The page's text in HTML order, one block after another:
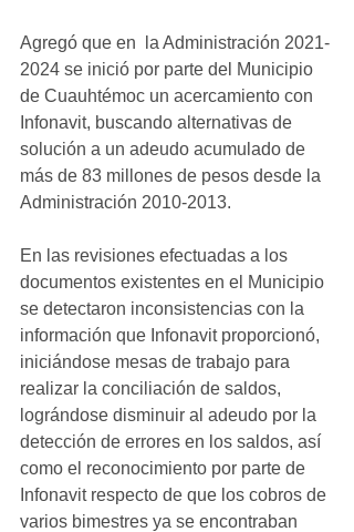
Agregó que en  la Administración 2021-
2024 se inició por parte del Municipio
de Cuauhtémoc un acercamiento con
Infonavit, buscando alternativas de
solución a un adeudo acumulado de
más de 83 millones de pesos desde la
Administración 2010-2013.
En las revisiones efectuadas a los
documentos existentes en el Municipio
se detectaron inconsistencias con la
información que Infonavit proporcionó,
iniciándose mesas de trabajo para
realizar la conciliación de saldos,
lográndose disminuir al adeudo por la
detección de errores en los saldos, así
como el reconocimiento por parte de
Infonavit respecto de que los cobros de
varios bimestres ya se encontraban